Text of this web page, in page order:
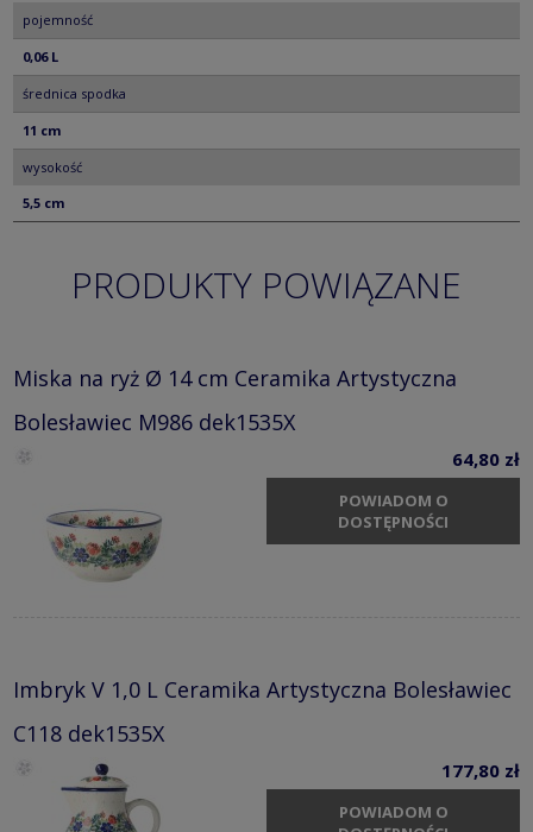
pojemność
0,06 L
średnica spodka
11 cm
wysokość
5,5 cm
PRODUKTY POWIĄZANE
Miska na ryż Ø 14 cm Ceramika Artystyczna
Bolesławiec M986 dek1535X
64,80 zł
POWIADOM O
DOSTĘPNOŚCI
Imbryk V 1,0 L Ceramika Artystyczna Bolesławiec
C118 dek1535X
177,80 zł
POWIADOM O